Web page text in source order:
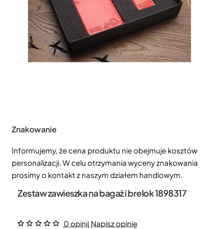
Znakowanie
Informujemy, że cena produktu nie obejmuje kosztów
personalizacji. W celu otrzymania wyceny znakowania
prosimy o kontakt z naszym działem handlowym.
Zestaw zawieszka na bagaż i brelok 1898317
0 opinii Napisz opinię